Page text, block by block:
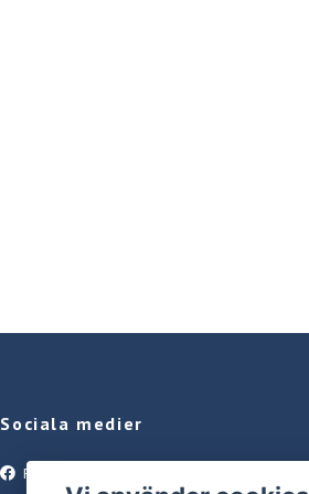
Sociala medier
Facebook